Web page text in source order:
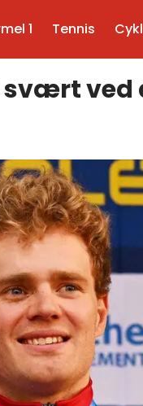
1 Tennis
svært ved